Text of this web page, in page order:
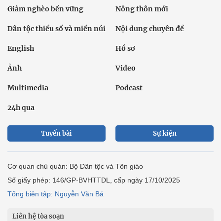
Giảm nghèo bền vững Nông thôn mới
Dân tộc thiểu số và miền núi Nội dung chuyên đề
English Hồ sơ
Ảnh Video
Multimedia Podcast
24h qua
Tuyến bài Sự kiện
Cơ quan chủ quản: Bộ Dân tộc và Tôn giáo
Số giấy phép: 146/GP-BVHTTDL, cấp ngày 17/10/2025
Tổng biên tập: Nguyễn Văn Bá
Liên hệ tòa soạn